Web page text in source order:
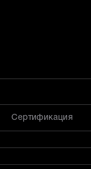
Сертификация